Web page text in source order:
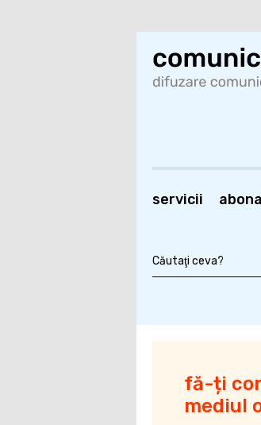
servicii
fă-ți
mediul